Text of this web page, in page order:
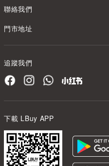
聯絡我們
門市地址
追蹤我們
下載 LBuy APP